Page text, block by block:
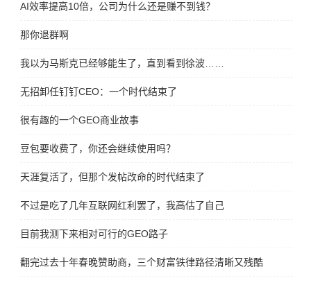
AI效率提高10倍，公司为什么还是赚不到钱？
那你退群啊
我以为马斯克已经够能生了，直到看到徐波……
无招卸任钉钉CEO：一个时代结束了
很有趣的一个GEO商业故事
豆包要收费了，你还会继续使用吗？
天涯复活了，但那个发帖改命的时代结束了
不过是吃了几年互联网红利罢了，我高估了自己
目前我测下来相对可行的GEO路子
翻完过去十年春晚赞助商，三个财富铁律路径清晰又残酷